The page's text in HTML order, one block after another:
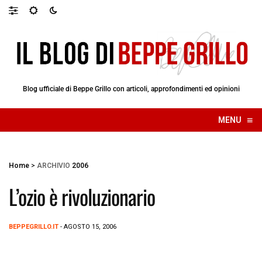
Blog ufficiale di Beppe Grillo con articoli, approfondimenti ed opinioni
MENU ≡
☰
Home > ARCHIVIO 2006
L’ozio è rivoluzionario
BEPPEGRILLO.IT - AGOSTO 15, 2006